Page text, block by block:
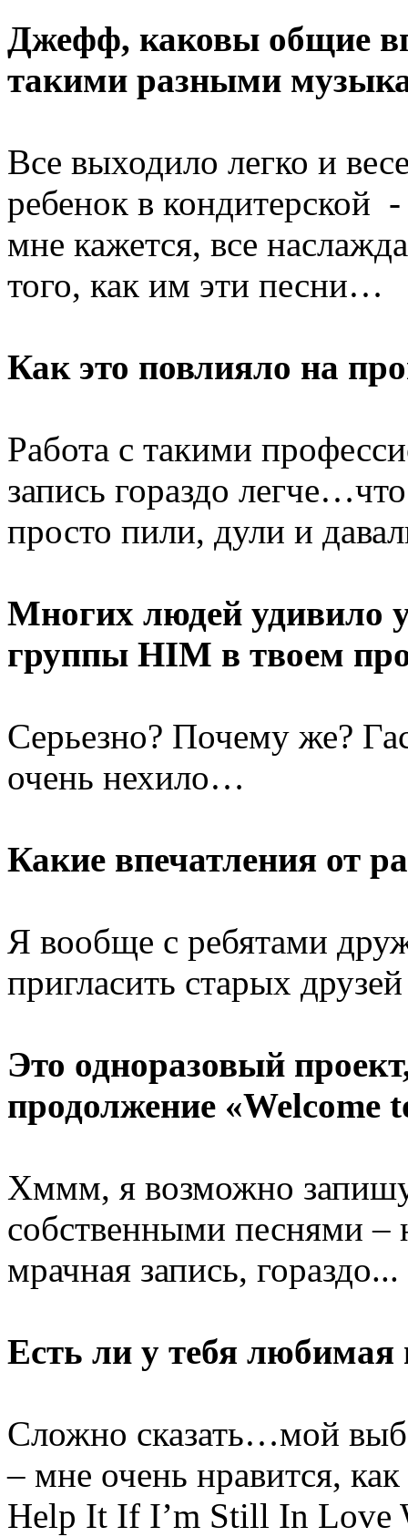
Джефф, каковы общие
такими разными
Все выходило легко и
ребенок в кондитерской
мне кажется, все
того, как им эти песни…
Как это повлияло на
Работа с такими
запись гораздо
просто пили, дули и
Многих людей удивило
группы HIM в твоем
Серьезно? Почему же?
очень нехило…
Какие впечатления от
Я вообще с ребятами
пригласить старых
Это одноразовый
продолжение «Welcome
Хммм, я возможно
собственными песнями –
мрачная запись, гораздо...
Есть ли у тебя
Сложно сказать…мой
– мне очень нравится,
Help It If I’m Still In